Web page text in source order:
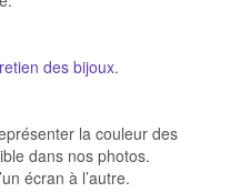
des bijoux.
la couleur des
dans nos photos.
écran à l’autre.